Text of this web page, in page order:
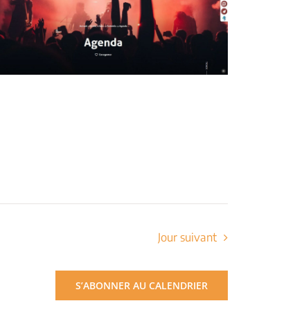
Jour suivant
S’ABONNER AU CALENDRIER